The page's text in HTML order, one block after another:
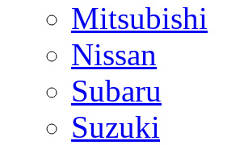
Mitsubishi
Nissan
Subaru
Suzuki